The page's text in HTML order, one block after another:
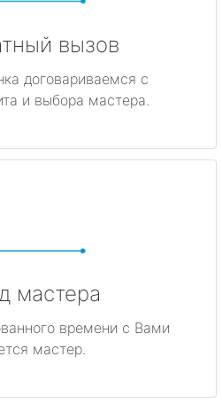
вызов
договариваемся с
и выбора мастера.
мастера
времени с Вами
мастер.